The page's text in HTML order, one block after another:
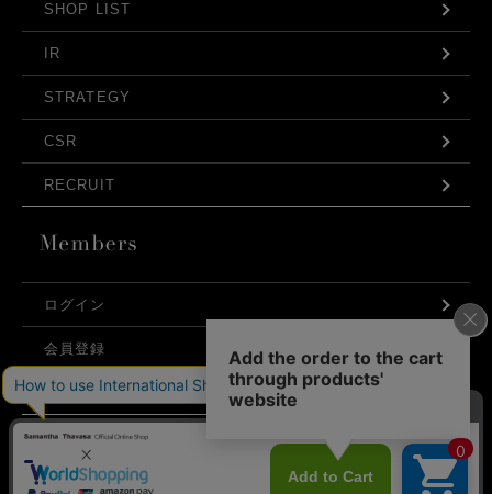
SHOP LIST
IR
STRATEGY
CSR
RECRUIT
ログイン
会員登録
利用規約
お問い合わせ
プライバシーポリシー
弊社はCookieを利用し、Webの利便性向上に努め
ております。「承諾する」をクリックしていただ